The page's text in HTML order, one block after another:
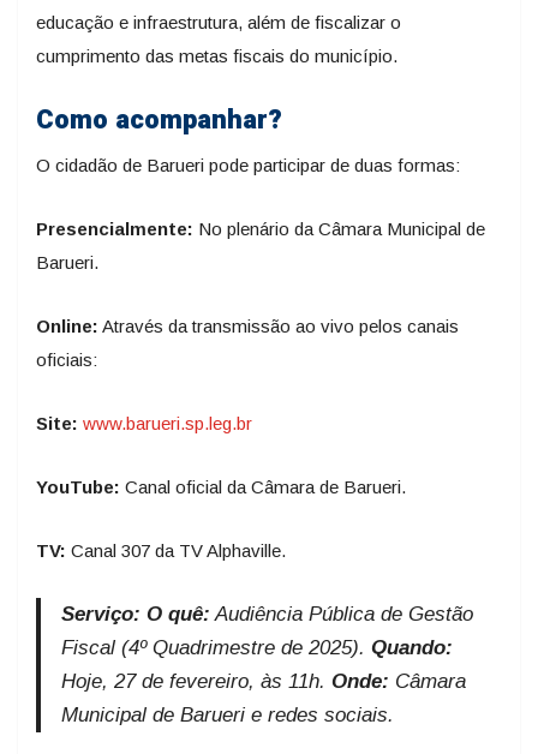
educação e infraestrutura, além de fiscalizar o
cumprimento das metas fiscais do município.
Como acompanhar?
O cidadão de Barueri pode participar de duas formas:
Presencialmente: No plenário da Câmara Municipal de
Barueri.
Online: Através da transmissão ao vivo pelos canais
oficiais:
Site: www.barueri.sp.leg.br
YouTube: Canal oficial da Câmara de Barueri.
TV: Canal 307 da TV Alphaville.
Serviço: O quê: Audiência Pública de Gestão
Fiscal (4º Quadrimestre de 2025).Quando:
Hoje, 27 de fevereiro, às 11h.Onde: Câmara
Municipal de Barueri e redes sociais.